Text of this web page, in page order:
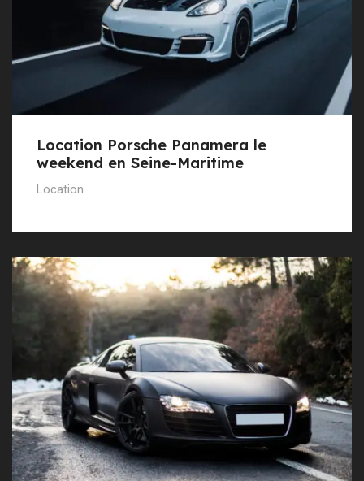
Location Porsche Panamera le
weekend en Seine-Maritime
Location